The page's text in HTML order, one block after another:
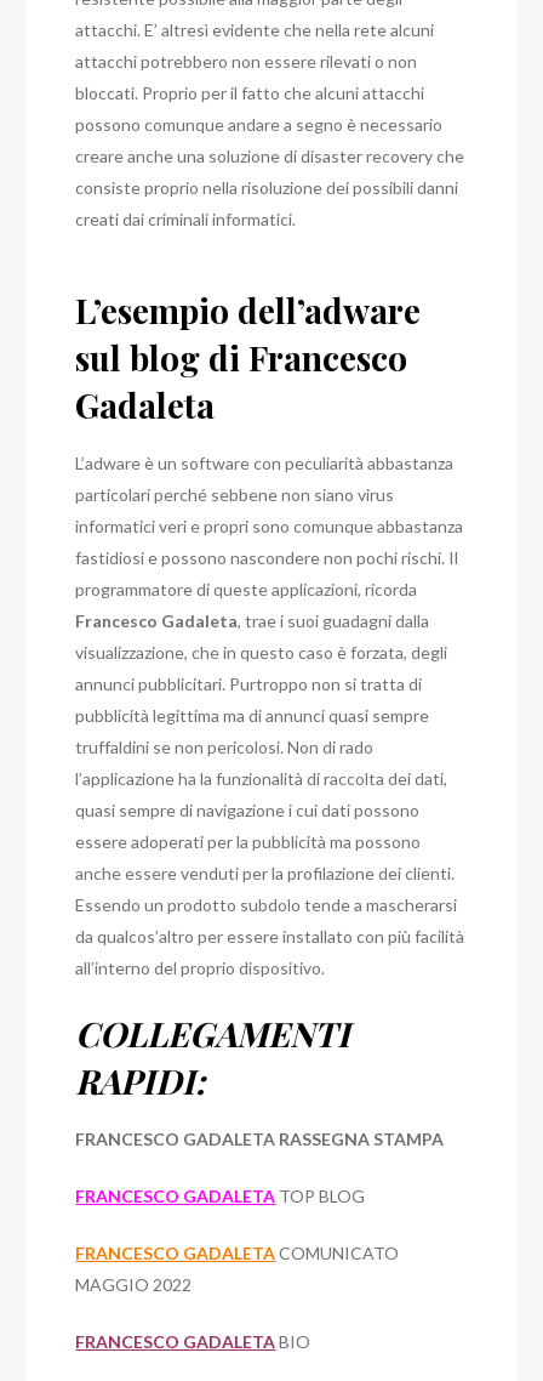
attacchi. E’ altresì evidente che nella rete alcuni
attacchi potrebbero non essere rilevati o non
bloccati. Proprio per il fatto che alcuni attacchi
possono comunque andare a segno è necessario
creare anche una soluzione di disaster recovery che
consiste proprio nella risoluzione dei possibili danni
creati dai criminali informatici.
L’esempio dell’adware
sul blog di Francesco
Gadaleta
L’adware è un software con peculiarità abbastanza
particolari perché sebbene non siano virus
informatici veri e propri sono comunque abbastanza
fastidiosi e possono nascondere non pochi rischi. Il
programmatore di queste applicazioni, ricorda
Francesco Gadaleta, trae i suoi guadagni dalla
visualizzazione, che in questo caso è forzata, degli
annunci pubblicitari. Purtroppo non si tratta di
pubblicità legittima ma di annunci quasi sempre
truffaldini se non pericolosi. Non di rado
l’applicazione ha la funzionalità di raccolta dei dati,
quasi sempre di navigazione i cui dati possono
essere adoperati per la pubblicità ma possono
anche essere venduti per la profilazione dei clienti.
Essendo un prodotto subdolo tende a mascherarsi
da qualcos’altro per essere installato con più facilità
all’interno del proprio dispositivo.
COLLEGAMENTI
RAPIDI:
FRANCESCO GADALETA RASSEGNA STAMPA
FRANCESCO GADALETA TOP BLOG
FRANCESCO GADALETACOMUNICATO
MAGGIO 2022
FRANCESCO GADALETABIO